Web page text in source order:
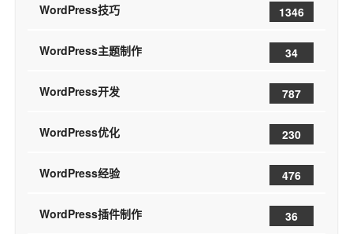
WordPress技巧 1346
WordPress主题制作 34
WordPress开发 787
WordPress优化 230
WordPress经验 476
WordPress插件制作 36